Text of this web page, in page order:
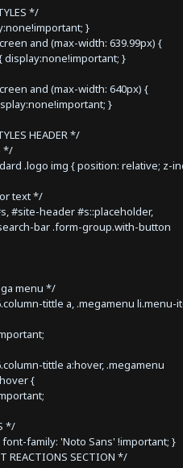
*/
}
and (max-width: 639.99px) {
display:none!important; }
and (max-width: 640px) {
}
HEADER */
*/
.logo img { position: relative; z-
text */
#site-header #s::placeholder,
bar .form-group.with-button
menu */
tittle a, .megamenu li.menu-
tittle a:hover, .megamenu
{
*/
font-family: 'Noto Sans' !important; }
REACTIONS SECTION */